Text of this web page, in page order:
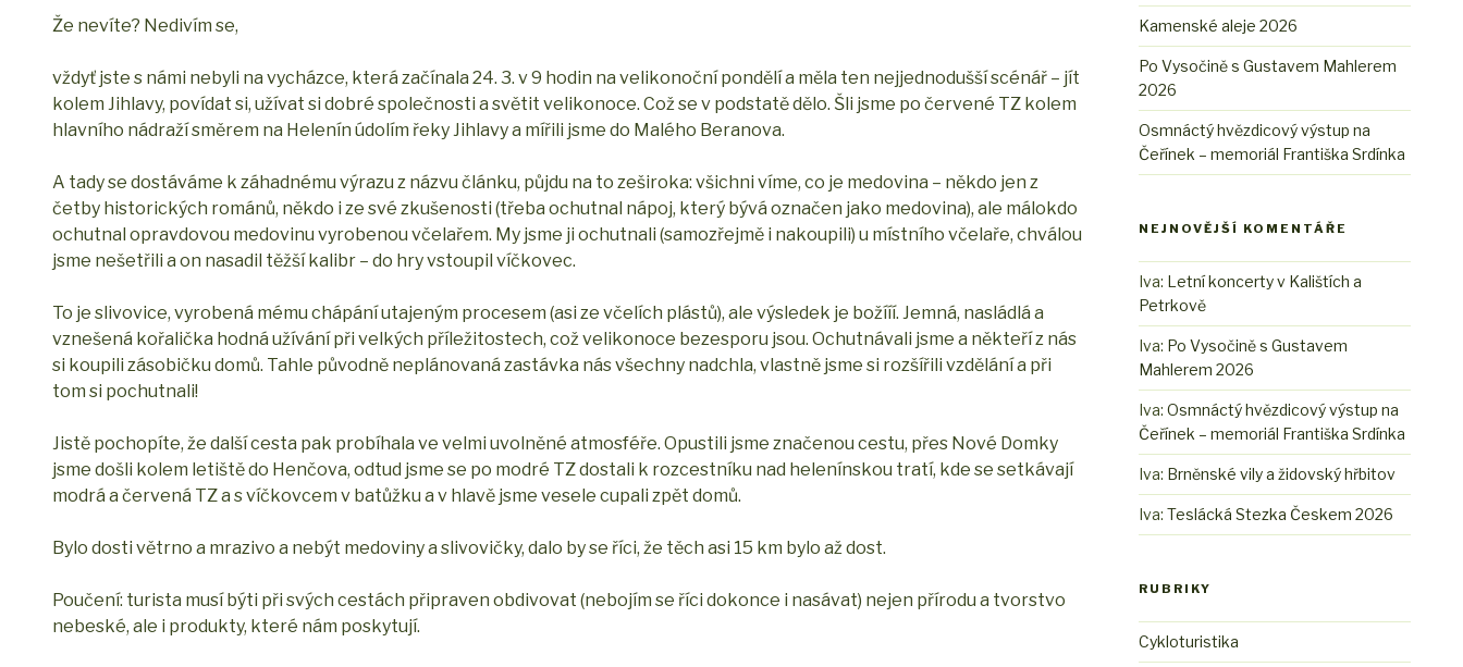
Že nevíte? Nedivím se,
vždyť jste s námi nebyli na vycházce, která začínala 24. 3. v 9 hodin na velikonoční pondělí a měla ten nejjednodušší scénář – jít
kolem Jihlavy, povídat si, užívat si dobré společnosti a světit velikonoce. Což se v podstatě dělo. Šli jsme po červené TZ kolem
hlavního nádraží směrem na Helenín údolím řeky Jihlavy a mířili jsme do Malého Beranova.
A tady se dostáváme k záhadnému výrazu z názvu článku, půjdu na to zeširoka: všichni víme, co je medovina – někdo jen z
četby historických románů, někdo i ze své zkušenosti (třeba ochutnal nápoj, který bývá označen jako medovina), ale málokdo
ochutnal opravdovou medovinu vyrobenou včelařem. My jsme ji ochutnali (samozřejmě i nakoupili) u místního včelaře, chválou
jsme nešetřili a on nasadil těžší kalibr – do hry vstoupil víčkovec.
To je slivovice, vyrobená mému chápání utajeným procesem (asi ze včelích plástů), ale výsledek je božííí. Jemná, nasládlá a
vznešená kořalička hodná užívání při velkých příležitostech, což velikonoce bezesporu jsou. Ochutnávali jsme a někteří z nás
si koupili zásobičku domů. Tahle původně neplánovaná zastávka nás všechny nadchla, vlastně jsme si rozšířili vzdělání a při
tom si pochutnali!
Jistě pochopíte, že další cesta pak probíhala ve velmi uvolněné atmosféře. Opustili jsme značenou cestu, přes Nové Domky
jsme došli kolem letiště do Henčova, odtud jsme se po modré TZ dostali k rozcestníku nad helenínskou tratí, kde se setkávají
modrá a červená TZ a s víčkovcem v batůžku a v hlavě jsme vesele cupali zpět domů.
Bylo dosti větrno a mrazivo a nebýt medoviny a slivovičky, dalo by se říci, že těch asi 15 km bylo až dost.
Poučení: turista musí býti při svých cestách připraven obdivovat (nebojím se říci dokonce i nasávat) nejen přírodu a tvorstvo
nebeské, ale i produkty, které nám poskytují.
Kamenské aleje 2026
Po Vysočině s Gustavem Mahlerem
2026
Osmnáctý hvězdicový výstup na
Čeřínek – memoriál Františka Srdínka
NEJNOVĚJŠÍ KOMENTÁŘE
Iva: Letní koncerty v Kalištích a
Petrkově
Iva: Po Vysočině s Gustavem
Mahlerem 2026
Iva:Osmnáctý hvězdicový výstup na
Čeřínek – memoriál Františka Srdínka
Iva: Brněnské vily a židovský hřbitov
Iva:Teslácká Stezka Českem 2026
RUBRIKY
Cykloturistika